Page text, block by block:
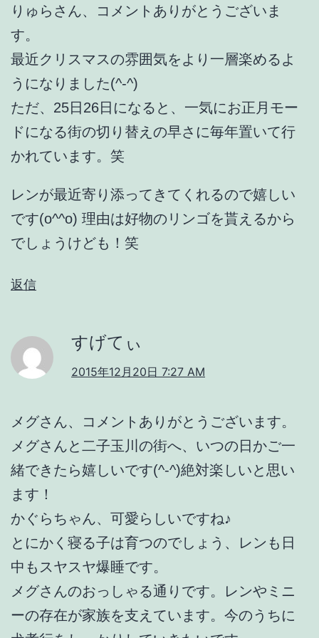
りゅらさん、コメントありがとうございま
す。
最近クリスマスの雰囲気をより一層楽めるよ
うになりました(^-^)
ただ、25日26日になると、一気にお正月モー
ドになる街の切り替えの早さに毎年置いて行
かれています。笑
レンが最近寄り添ってきてくれるので嬉しい
です(o^^o) 理由は好物のリンゴを貰えるから
でしょうけども！笑
返信
すげてぃ
2015年12月20日 7:27 AM
メグさん、コメントありがとうございます。
メグさんと二子玉川の街へ、いつの日かご一
緒できたら嬉しいです(^-^)絶対楽しいと思い
ます！
かぐらちゃん、可愛らしいですね♪
とにかく寝る子は育つのでしょう、レンも日
中もスヤスヤ爆睡です。
メグさんのおっしゃる通りです。レンやミニ
ーの存在が家族を支えています。今のうちに